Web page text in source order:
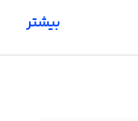
بیشتر